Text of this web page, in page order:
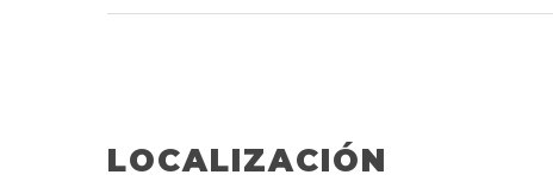
LOCALIZACIÓN